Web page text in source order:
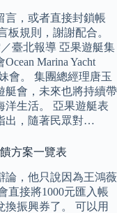
言，或者直接封鎖帳
板規則，謝謝配合。
臺北報導 亞果遊艇集
Marina Yacht
會。 集團總經理唐玉
艇會，未來也將持續帶
洋生活。 亞果遊艇表
出，隨著民眾對…
方案一覽表
論，他只說因為王鴻薇
直接將1000元匯入帳
換振興券了。 可以用